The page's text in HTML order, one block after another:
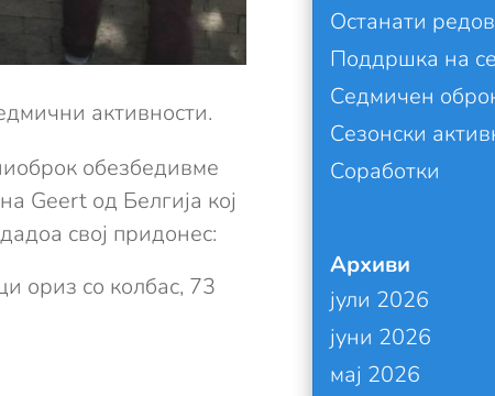
активности.
обезбедивме
Geert од Белгија кој
свој придонес:
ориз со колбас, 73
Останати
Поддршка на
Седмичен
Сезонски
Соработки
Архиви
јули 2026
јуни 2026
мај 2026